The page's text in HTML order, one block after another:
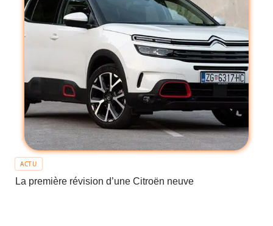
ACTU
La première révision d’une Citroën neuve